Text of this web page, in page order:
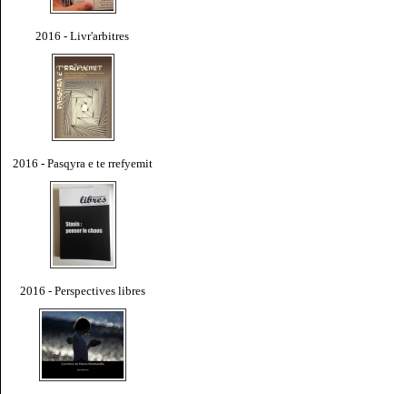
2016 - Livr'arbitres
2016 - Pasqyra e te rrefyemit
2016 - Perspectives libres